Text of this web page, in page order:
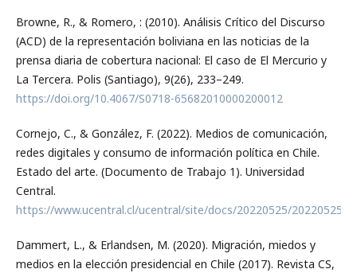
Browne, R., & Romero, : (2010). Análisis Crítico del Discurso
(ACD) de la representación boliviana en las noticias de la
prensa diaria de cobertura nacional: El caso de El Mercurio y
La Tercera. Polis (Santiago), 9(26), 233–249.
https://doi.org/10.4067/S0718-65682010000200012
Cornejo, C., & González, F. (2022). Medios de comunicación,
redes digitales y consumo de información política en Chile.
Estado del arte. (Documento de Trabajo 1). Universidad
Central.
https://www.ucentral.cl/ucentral/site/docs/20220525/
Dammert, L., & Erlandsen, M. (2020). Migración, miedos y
medios en la elección presidencial en Chile (2017). Revista CS,